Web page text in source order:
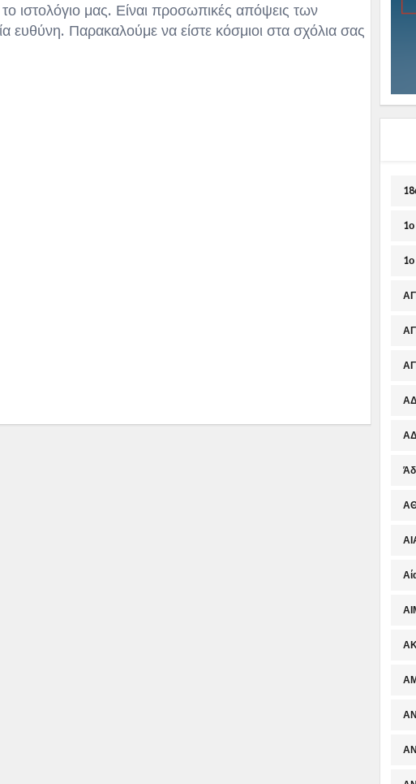
ιστολόγιο μας. Είναι προσωπικές απόψεις των
ευθύνη. Παρακαλούμε να είστε κόσμιοι στα σχόλια σας